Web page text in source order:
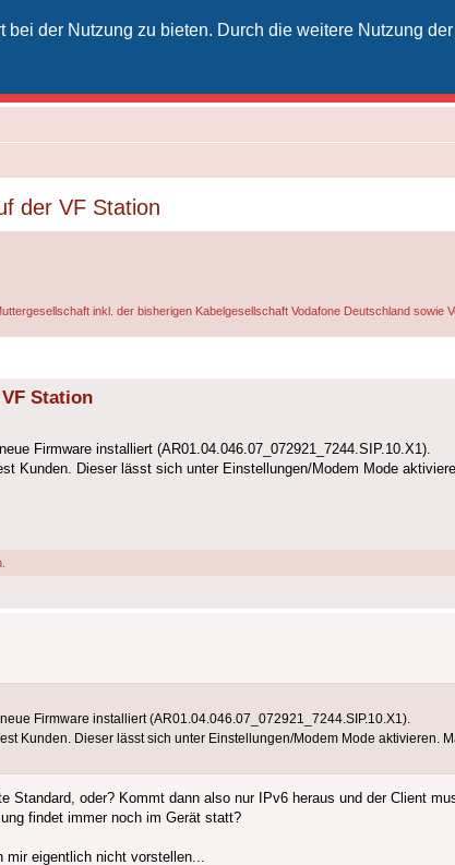
der Nutzung zu bieten. Durch die weitere Nutzung
der VF Station
inkl. der bisherigen Kabelgesellschaft Vodafone Deutschland sowie
Station
Firmware installiert (AR01.04.046.07_072921_7244.SIP.10.X1).
Kunden. Dieser lässt sich unter Einstellungen/Modem Mode
Firmware installiert (AR01.04.046.07_072921_7244.SIP.10.X1).
Kunden. Dieser lässt sich unter Einstellungen/Modem Mode aktivieren.
oder? Kommt dann also nur IPv6 heraus und der Client
findet immer noch im Gerät statt?
eigentlich nicht vorstellen...